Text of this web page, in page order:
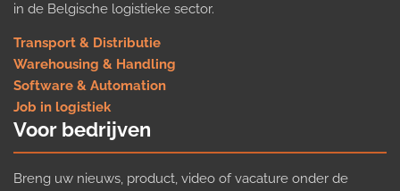
in de Belgische logistieke sector.
Transport & Distributie
Warehousing & Handling
Software & Automation
Job in logistiek
Voor bedrijven
Breng uw nieuws, product, video of vacature onder de